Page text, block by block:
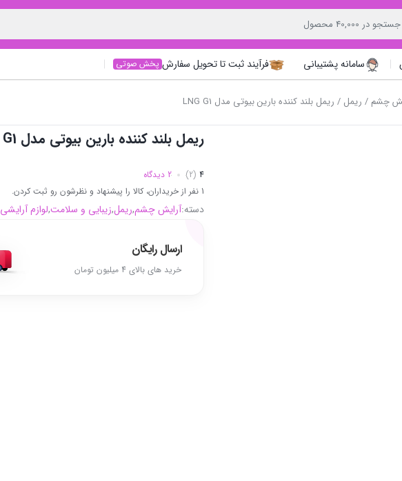
سامانه پشتیبانی فرآیند ثبت تا تحویل سفارش پخش صوتی
چشم / ریمل / ریمل بلند کننده بارین بیوتی مدل LNG G1
ریمل بلند کننده بارین بیوتی مدل LNG G1
4
(2)
2 دیدگاه
1 نفر از خریداران، کالا را پیشنهاد و نظرشون رو ثبت کردن.
دسته:آرایش چشم,ریمل,زیبایی و سلامت,لوازم آرایشی
ارسال رایگان
خرید های بالای 4 میلیون تومان